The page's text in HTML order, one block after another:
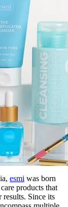
esmi was born
products that
results. Since its